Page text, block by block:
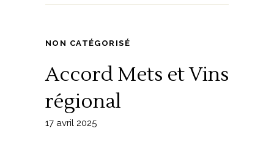
NON CATÉGORISÉ
Accord Mets et Vins
régional
17 avril 2025